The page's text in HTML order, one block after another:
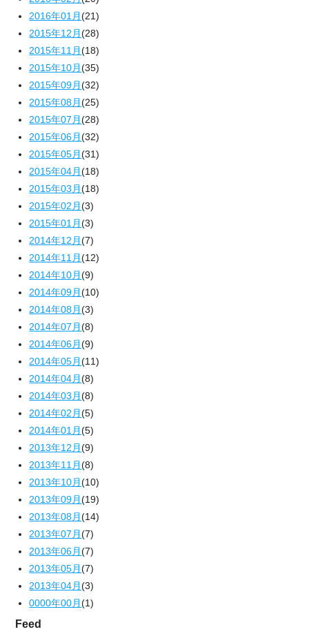
2016年01月(21)
2015年12月(28)
2015年11月(18)
2015年10月(35)
2015年09月(32)
2015年08月(25)
2015年07月(28)
2015年06月(32)
2015年05月(31)
2015年04月(18)
2015年03月(18)
2015年02月(3)
2015年01月(3)
2014年12月(7)
2014年11月(12)
2014年10月(9)
2014年09月(10)
2014年08月(3)
2014年07月(8)
2014年06月(9)
2014年05月(11)
2014年04月(8)
2014年03月(8)
2014年02月(5)
2014年01月(5)
2013年12月(9)
2013年11月(8)
2013年10月(10)
2013年09月(19)
2013年08月(14)
2013年07月(7)
2013年06月(7)
2013年05月(7)
2013年04月(3)
0000年00月(1)
Feed